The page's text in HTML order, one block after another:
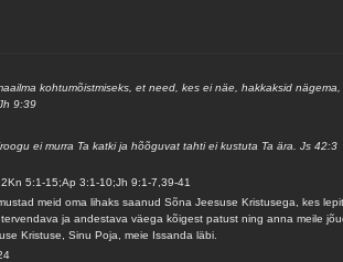
kohtumõistmiseks, et need, kes ei näe, hakkaksid nägema,
9:39
ei murra Ta katki ja hõõguvat tahti ei kustuta Ta ära. Js 42:3
5:1-15;Ap 3:1-10;Jh 9:1-7,39-41
meid oma lihaks saanud Sõna Jeesuse Kristusega, kes
ja andestava väega kõigest patust ning anna meile
Kristuse, Sinu Poja, meie Issanda läbi.